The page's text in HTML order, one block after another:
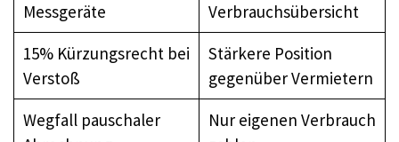
Messgeräte
Verbrauchsübersicht
15% Kürzungsrecht bei
Verstoß
Stärkere Position
gegenüber Vermietern
Wegfall pauschaler
Nur eigenen Verbrauch